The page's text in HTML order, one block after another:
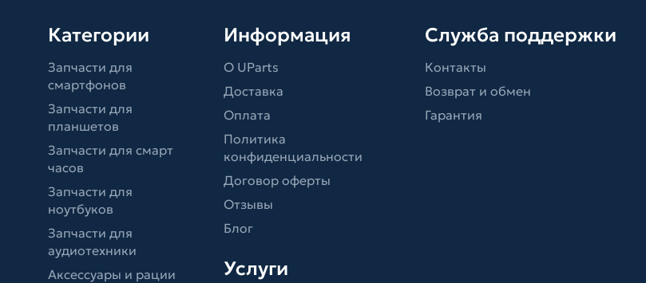
Категории
Запчасти для
смартфонов
Запчасти для
планшетов
Запчасти для смарт
часов
Запчасти для
ноутбуков
Запчасти для
аудиотехники
Аксессуары и рации
Информация
О UParts
Доставка
Оплата
Политика
конфиденциальности
Договор оферты
Отзывы
Блог
Услуги
Служба поддержки
Контакты
Возврат и обмен
Гарантия